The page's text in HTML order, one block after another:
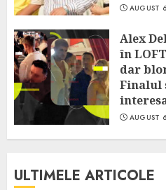
AUGUST
Alex
în
dar
Finalul
AUGUST
ULTIMELE ARTICOLE